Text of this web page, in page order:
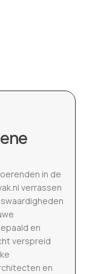
in de
verrassen
en
verspreid
en